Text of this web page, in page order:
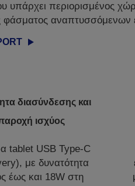
περιορισμένος
φάσματος αναπτυσσόμενων
διασύνδεσης και
ισχύος
tablet USB Type-C
με δυνατότητα
έως και 18W στη